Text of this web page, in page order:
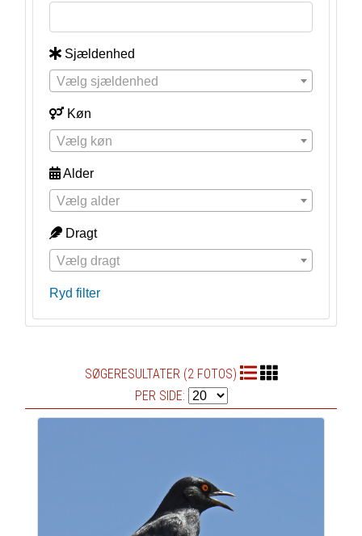
Sjældenhed
Vælg sjældenhed
Køn
Vælg køn
Alder
Vælg alder
Dragt
Vælg dragt
Ryd filter
SØGERESULTATER (2 FOTOS)
PER SIDE: